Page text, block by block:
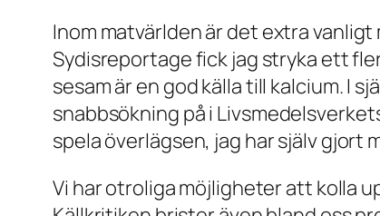
Inom matvärlden är det extra
Sydisreportage fick jag stryka ett
sesam är en god källa till kalcium. I
snabbsökning på i
spela överlägsen, jag har själv gjort
Vi har otroliga möjligheter att kolla